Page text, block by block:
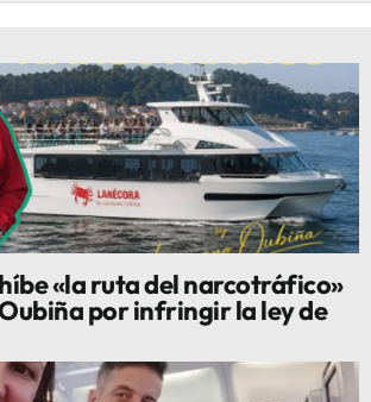
«la ruta del narcotráfico»
por infringir la ley de